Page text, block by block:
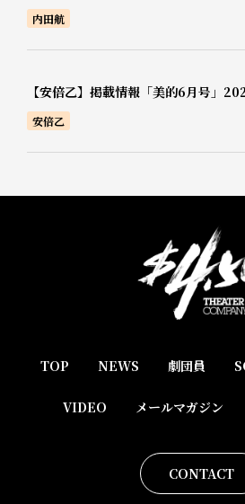
内田航
【安倍乙】掲載情報「美的6月号」
安倍乙
TOP NEWS 劇団員
VIDEO メールマガジン
CONTACT